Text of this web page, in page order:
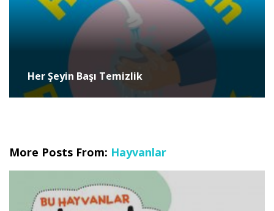
Her Şeyin Başı Temizlik
More Posts From: Hayvanlar